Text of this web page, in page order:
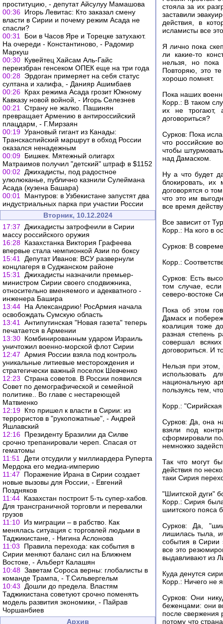
проституцию, - депутат Айсулуу Мамашова
00:36 Игорь Левитас: Кто заказал смену
власти в Сирии и почему режим Асада не
спасли?
00:31
Бои в Часов Яре и Торецке затухают.
На очереди - Константиново, - Радомир
Маркуш
00:30 Кувейтец Хайсам Аль-Гайс
переизбран генсеком ОПЕК еще на три года
00:28 Эрдоган примеряет на себя статус
султана и халифа, - Данияр Ашимбаев
00:26 Крах режима Асада грозит Южному
Кавказу новой войной, - Игорь Селезнев
00:21
Страну не жалко. Пашинян
превращает Армению в антироссийский
плацдарм, - Г.Мирзаян
00:19 Урановый гигант из Канады:
Транскаспийский маршрут в обход России
оказался ненадежным
00:09 Бишкек. Мятежный олигарх
Матраимов получил "детский" штраф в $1152
00:02
Джихадисты, под радостное
улюлюканье, публично казнили Сулеймана
Асада (кузена Башара)
00:01
Мантуров: в Узбекистане запустят два
индустриальных парка при участии России
Вторник, 10.12.2024
17:37
Джихадисты затрофеили в Сирии
массу российского оружия
16:28 Казахстанка Виктория Графеева
впервые стала чемпионкой Азии по боксу
15:41
Депутат Иванов: ВСУ развернули
концлагеря в Суджанском районе
15:31
Джихадисты назначили премьер-
министром Сирии своего сподвижника,
относительно вменяемого и адекватного -
инженера Башира
13:44 На Александрию! РосАрмия начала
освобождать Сумскую область
13:41
Антипутинская "Новая газета" теперь
печатается в Армении
13:30 Комбинированным ударом Израиль
уничтожил военно-морской флот Сирии
12:47 Армия России взяла под контроль
уникальные литиевые месторождения и
стратегически важный поселок Шевченко
12:23 Страна советов. В России появился
Совет по демографической и семейной
политике.. Во главе с нестареющей
Матвиенко
12:19 Кто пришел к власти в Сирии: из
террористов в "рукопожатные", - Андрей
Яшлавский
12:16 Президенту Бразилии да Силве
срочно трепанировали череп. Спасая от
гематомы
11:51
Дети отсудили у миллиардера Руперта
Мердока его медиа-империю
11:47
Поражение Ирана в Сирии создает
новые вызовы для России, - Евгений
Поздняков
11:44 Казахстан построит 5-ть супер-хабов.
Для трансграничной торговли и перевалки
грузов
11:10 Из миграции – в рабство. Как
менялась ситуация с торговлей людьми в
Таджикистане, - Нигина Аслонова
11:03
Правила перехода: как события в
Сирии меняют баланс сил на Ближнем
Востоке, - Альберт Калашян
10:48 Заветам Сороса верны: глобалисты в
команде Трампа, - Т.Сильвергельм
10:43
Дошли до предела. Властям
Таджикистана советуют срочно поменять
модель развития экономики, - Пайрав
Чоршанбиев
Архив
стояла за их
заставили
действия, в
исламисты все
Я лично пока
ли какие-то
нельзя, но пока
Повторяю, это
хорошо помнят.
Пока наших
Корр.: В таком
их не трогают,
договориться?
Сурков: Пока
что российские
чтобы
над Дамаском.
Ну а что будет
блокировать, их
договорятся о
что это им
все время
Все зависит от
Корр.: На кого в
Сурков: В
Корр.:
Сурков: Есть
том случае,
северо-востоке
Пока об этом
Дамаск и
коалиция тоже
разная степень
совершал
договориться. И
Нельзя при этом,
использовать
национальную
пользуясь тем,
Корр.:
Сурков: Да, она
взяли под
сформировали
немножко
Так что могут
действия по
таки Сирия
"Шиитской дуги"
Корр.: Сирия
шиитского пояса
Сурков: Да,
лишилась тыла,
события в Сирии
все это
выдавливают из
Куда денутся
Корр.: Ничего не
Сурков: Они
беженцами: они
после свержения
потому что